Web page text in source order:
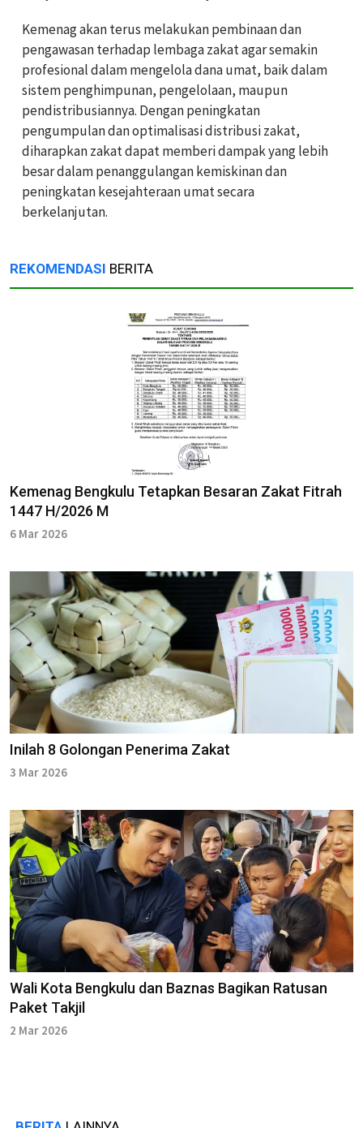
Kemenag akan terus melakukan pembinaan dan
pengawasan terhadap lembaga zakat agar semakin
profesional dalam mengelola dana umat, baik dalam
sistem penghimpunan, pengelolaan, maupun
pendistribusiannya. Dengan peningkatan
pengumpulan dan optimalisasi distribusi zakat,
diharapkan zakat dapat memberi dampak yang lebih
besar dalam penanggulangan kemiskinan dan
peningkatan kesejahteraan umat secara
berkelanjutan.
REKOMENDASI BERITA
Kemenag Bengkulu Tetapkan Besaran Zakat Fitrah
1447 H/2026 M
6 Mar 2026
Inilah 8 Golongan Penerima Zakat
3 Mar 2026
Wali Kota Bengkulu dan Baznas Bagikan Ratusan
Paket Takjil
2 Mar 2026